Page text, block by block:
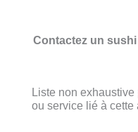
Contactez un
Liste non
ou service lié à cette